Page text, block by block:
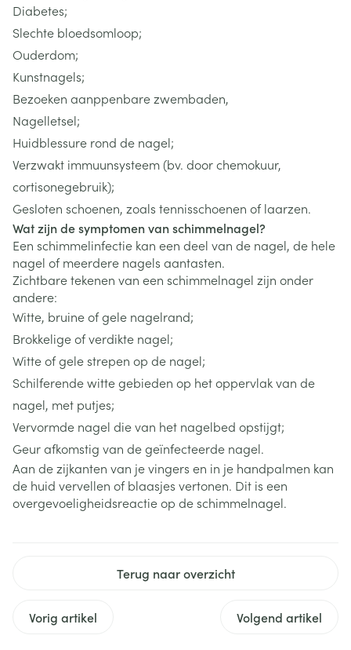
Diabetes;
Slechte bloedsomloop;
Ouderdom;
Kunstnagels;
Bezoeken aanppenbare zwembaden,
Nagelletsel;
Huidblessure rond de nagel;
Verzwakt immuunsysteem (bv. door chemokuur,
cortisonegebruik);
Gesloten schoenen, zoals tennisschoenen of laarzen.
Wat zijn de symptomen van schimmelnagel?
Een schimmelinfectie kan een deel van de nagel, de hele
nagel of meerdere nagels aantasten.
Zichtbare tekenen van een schimmelnagel zijn onder
andere:
Witte, bruine of gele nagelrand;
Brokkelige of verdikte nagel;
Witte of gele strepen op de nagel;
Schilferende witte gebieden op het oppervlak van de
nagel, met putjes;
Vervormde nagel die van het nagelbed opstijgt;
Geur afkomstig van de geïnfecteerde nagel.
Aan de zijkanten van je vingers en in je handpalmen kan
de huid vervellen of blaasjes vertonen. Dit is een
overgevoeligheidsreactie op de schimmelnagel.
Terug naar overzicht
Vorig artikel Volgend artikel